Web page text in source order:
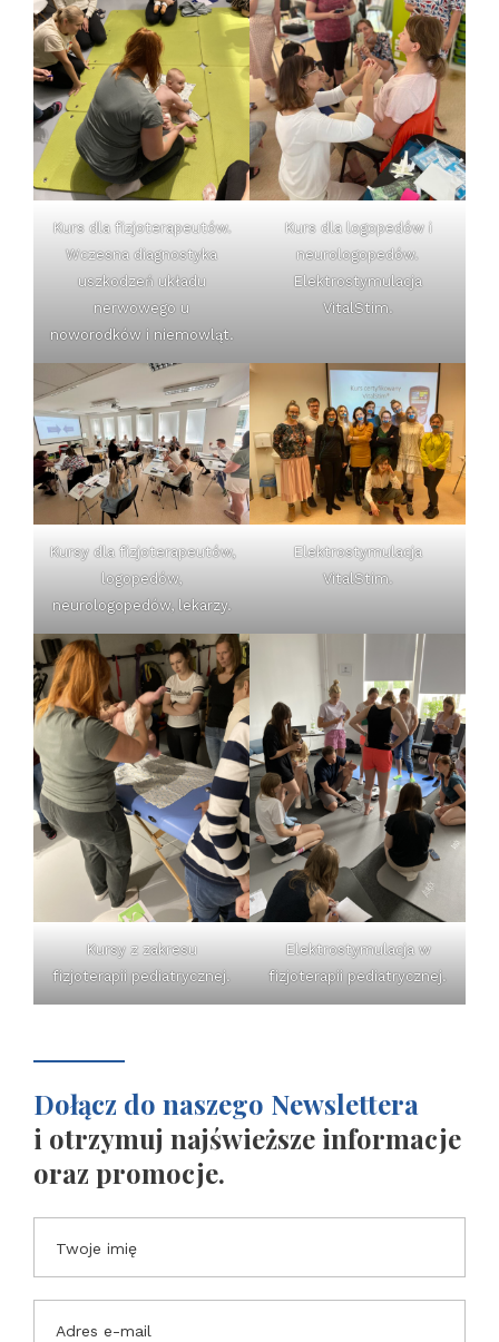
Kurs dla fizjoterapeutów.
Wczesna diagnostyka
uszkodzeń układu
nerwowego u
noworodków i niemowląt.
Kurs dla logopedów i
neurologopedów.
Elektrostymulacja
VitalStim.
Kursy dla fizjoterapeutów,
logopedów,
neurologopedów, lekarzy.
Elektrostymulacja
VitalStim.
Kursy z zakresu
fizjoterapii pediatrycznej.
Elektrostymulacja w
fizjoterapii pediatrycznej.
Dołącz do naszego Newslettera
i otrzymuj najświeższe informacje
oraz promocje.
Twoje imię
Adres e-mail